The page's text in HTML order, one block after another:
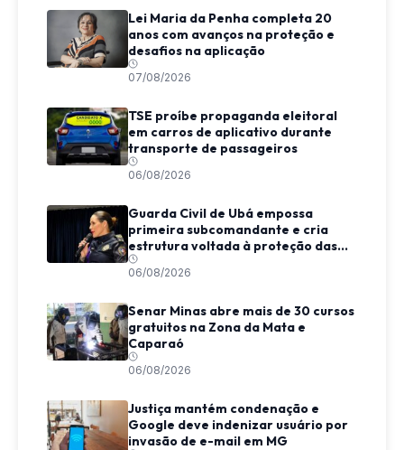
Lei Maria da Penha completa 20
anos com avanços na proteção e
desafios na aplicação
07/08/2026
TSE proíbe propaganda eleitoral
em carros de aplicativo durante
transporte de passageiros
06/08/2026
Guarda Civil de Ubá empossa
primeira subcomandante e cria
estrutura voltada à proteção das
mulheres
06/08/2026
Senar Minas abre mais de 30 cursos
gratuitos na Zona da Mata e
Caparaó
06/08/2026
Justiça mantém condenação e
Google deve indenizar usuário por
invasão de e-mail em MG